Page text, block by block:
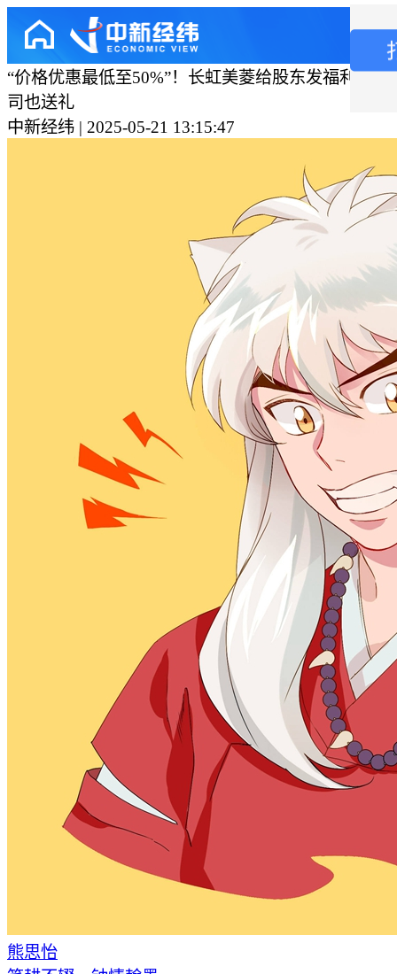
“价格优惠最低至50%”！长虹美菱给股东发福利，年
司也送礼
中新经纬 | 2025-05-21 13:15:47
熊思怡